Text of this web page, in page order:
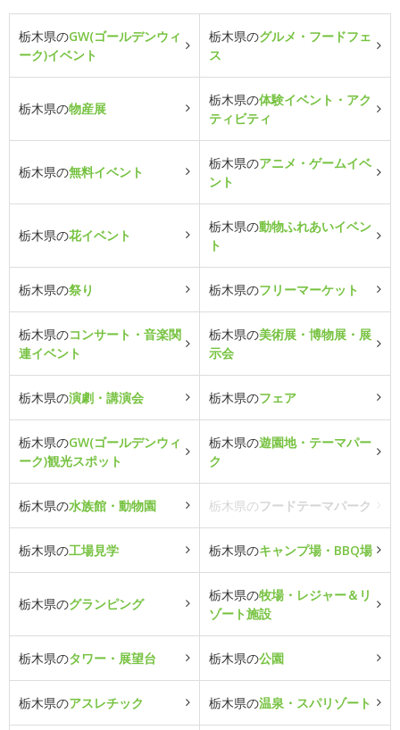
栃木県のGW(ゴールデンウィ
ーク)イベント
栃木県のグルメ・フードフェ
ス
栃木県の物産展
栃木県の体験イベント・アク
ティビティ
栃木県の無料イベント
栃木県のアニメ・ゲームイベ
ント
栃木県の花イベント
栃木県の動物ふれあいイベン
ト
栃木県の祭り 栃木県のフリーマーケット
栃木県のコンサート・音楽関
連イベント
栃木県の美術展・博物展・展
示会
栃木県の演劇・講演会 栃木県のフェア
栃木県のGW(ゴールデンウィ
ーク)観光スポット
栃木県の遊園地・テーマパー
ク
栃木県の水族館・動物園 栃木県のフードテーマパーク
栃木県の工場見学 栃木県のキャンプ場・BBQ場
栃木県のグランピング
栃木県の牧場・レジャー＆リ
ゾート施設
栃木県のタワー・展望台 栃木県の公園
栃木県のアスレチック 栃木県の温泉・スパリゾート